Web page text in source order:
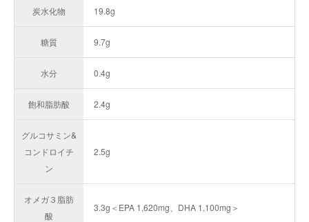
炭水化物 19.8g
糖質 9.7g
水分 0.4g
飽和脂肪酸 2.4g
グルコサミン&
コンドロイチ
ン
2.5g
オメガ３脂肪
酸
3.3g＜EPA 1,620mg、DHA 1,100mg＞